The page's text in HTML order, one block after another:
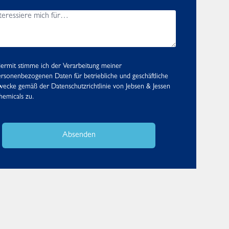
stimme ich der Verarbeitung meiner
Daten für betriebliche und geschäftliche
gemäß der Datenschutzrichtlinie von Jebsen & Jessen
zu.
Absenden